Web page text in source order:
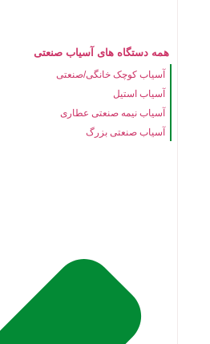
همه دستگاه های آسیاب صنعتی
آسیاب کوچک خانگی/صنعتی
آسیاب استیل
آسیاب نیمه صنعتی عطاری
آسیاب صنعتی بزرگ